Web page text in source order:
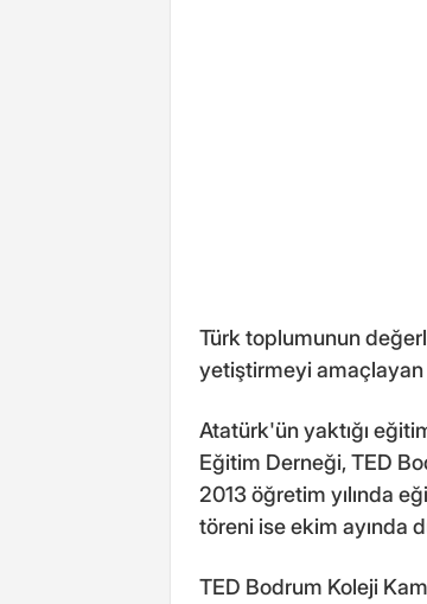
Türk toplumunun
yetiştirmeyi amaçlayan
Atatürk'ün yaktığı
Eğitim Derneği, TED
2013 öğretim yılında
töreni ise ekim ayında
TED Bodrum Koleji